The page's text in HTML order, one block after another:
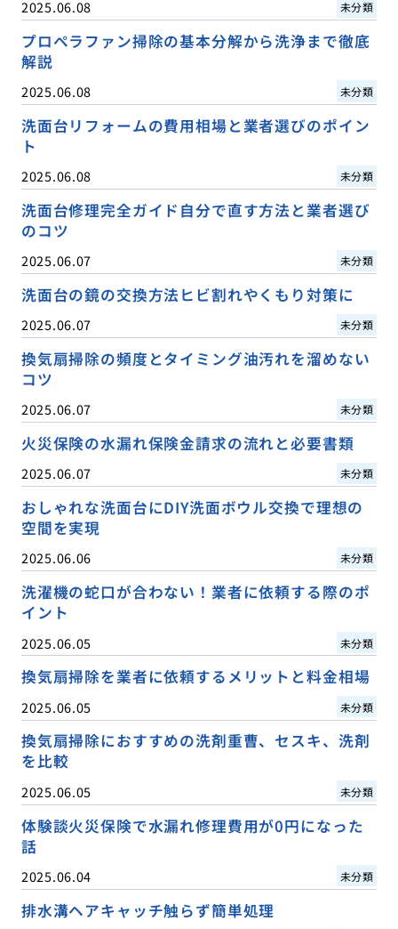
2025.06.08 未分類
プロペラファン掃除の基本分解から洗浄まで徹底
解説
2025.06.08 未分類
洗面台リフォームの費用相場と業者選びのポイン
ト
2025.06.08 未分類
洗面台修理完全ガイド自分で直す方法と業者選び
のコツ
2025.06.07 未分類
洗面台の鏡の交換方法ヒビ割れやくもり対策に
2025.06.07 未分類
換気扇掃除の頻度とタイミング油汚れを溜めない
コツ
2025.06.07 未分類
火災保険の水漏れ保険金請求の流れと必要書類
2025.06.07 未分類
おしゃれな洗面台にDIY洗面ボウル交換で理想の
空間を実現
2025.06.06 未分類
洗濯機の蛇口が合わない！業者に依頼する際のポ
イント
2025.06.05 未分類
換気扇掃除を業者に依頼するメリットと料金相場
2025.06.05 未分類
換気扇掃除におすすめの洗剤重曹、セスキ、洗剤
を比較
2025.06.05 未分類
体験談火災保険で水漏れ修理費用が0円になった
話
2025.06.04 未分類
排水溝ヘアキャッチ触らず簡単処理